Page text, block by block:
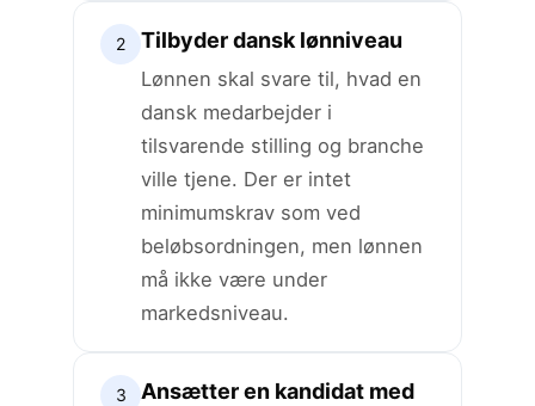
2 Tilbyder dansk lønniveau
Lønnen skal svare til, hvad en
dansk medarbejder i
tilsvarende stilling og branche
ville tjene. Der er intet
minimumskrav som ved
beløbsordningen, men lønnen
må ikke være under
markedsniveau.
3
Ansætter en kandidat med